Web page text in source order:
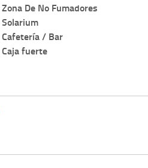
Zona De No Fumadores
Solarium
Cafetería / Bar
Caja fuerte